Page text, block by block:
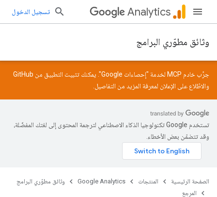
Analytics تسجيل الدخول
وثائق مطوّري البرامج
جرِّب خادم MCP لخدمة "إحصاءات Google". يمكنك تثبيت التطبيق من
GitHub
والاطّلاع على الإعلان لمعرفة المزيد من التفاصيل.
تستخدم Google تكنولوجيا الذكاء الاصطناعي لترجمة المحتوى إلى لغتك المفضّلة،
وقد تتضمّن بعض الأخطاء.
الصفحة الرئيسية المنتجات Google Analytics
وثائق مطوّري البرامج
المرجع